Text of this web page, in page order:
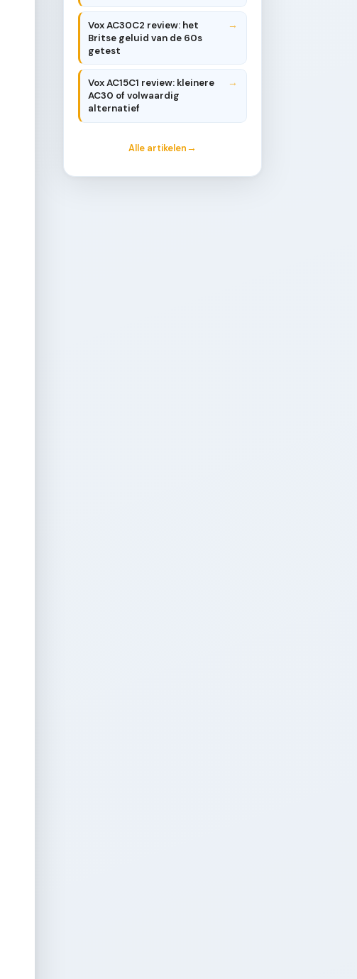
Vox AC30C2 review: het
Britse geluid van de 60s
getest
Vox AC15C1 review: kleinere
AC30 of volwaardig
alternatief
Alle artikelen